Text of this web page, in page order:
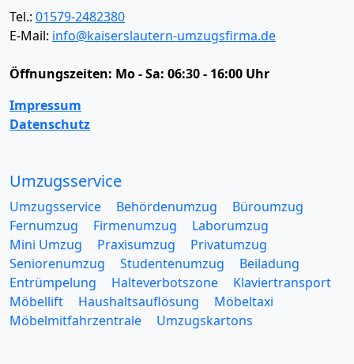
Tel.: 01579-2482380
E-Mail: info@kaiserslautern-umzugsfirma.de
Öffnungszeiten: Mo - Sa: 06:30 - 16:00 Uhr
Impressum
Datenschutz
Umzugsservice
Umzugsservice Behördenumzug
Büroumzug
Fernumzug
Firmenumzug
Laborumzug
Mini Umzug
Praxisumzug
Privatumzug
Seniorenumzug
Studentenumzug
Beiladung
Entrümpelung
Halteverbotszone
Klaviertransport
Möbellift
Haushaltsauflösung
Möbeltaxi
Möbelmitfahrzentrale
Umzugskartons